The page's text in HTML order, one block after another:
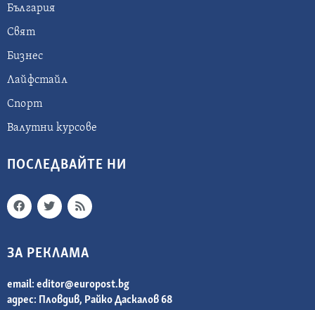
България
Свят
Бизнес
Лайфстайл
Спорт
Валутни курсове
ПОСЛЕДВАЙТЕ НИ
ЗА РЕКЛАМА
email: editor@europost.bg
адрес: Пловдив, Райко Даскалов 68